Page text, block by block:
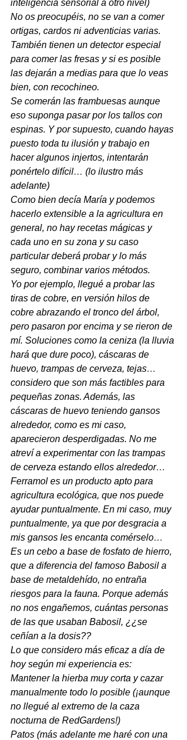
inteligencia sensorial a otro nivel)
No os preocupéis, no se van a comer
ortigas, cardos ni adventicias varias.
También tienen un detector especial
para comer las fresas y si es posible
las dejarán a medias para que lo veas
bien, con recochineo.
Se comerán las frambuesas aunque
eso suponga pasar por los tallos con
espinas. Y por supuesto, cuando hayas
puesto toda tu ilusión y trabajo en
hacer algunos injertos, intentarán
ponértelo difícil… (lo ilustro más
adelante)
Como bien decía María y podemos
hacerlo extensible a la agricultura en
general, no hay recetas mágicas y
cada uno en su zona y su caso
particular deberá probar y lo más
seguro, combinar varios métodos.
Yo por ejemplo, llegué a probar las
tiras de cobre, en versión hilos de
cobre abrazando el tronco del árbol,
pero pasaron por encima y se rieron de
mí. Soluciones como la ceniza (la lluvia
hará que dure poco), cáscaras de
huevo, trampas de cerveza, tejas…
considero que son más factibles para
pequeñas zonas. Además, las
cáscaras de huevo teniendo gansos
alrededor, como es mi caso,
aparecieron desperdigadas. No me
atreví a experimentar con las trampas
de cerveza estando ellos alrededor…
Ferramol es un producto apto para
agricultura ecológica, que nos puede
ayudar puntualmente. En mi caso, muy
puntualmente, ya que por desgracia a
mis gansos les encanta comérselo…
Es un cebo a base de fosfato de hierro,
que a diferencia del famoso Babosil a
base de metaldehído, no entraña
riesgos para la fauna. Porque además
no nos engañemos, cuántas personas
de las que usaban Babosil, ¿¿se
ceñían a la dosis??
Lo que considero más eficaz a día de
hoy según mi experiencia es:
Mantener la hierba muy corta y cazar
manualmente todo lo posible (¡aunque
no llegué al extremo de la caza
nocturna de RedGardens!)
Patos (más adelante me haré con una